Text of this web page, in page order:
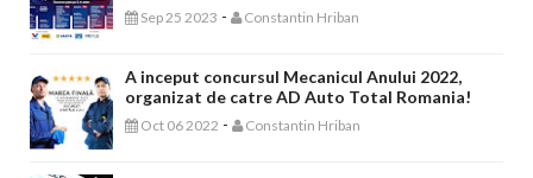
Sep 25 2023 - Constantin Hriban
A inceput concursul Mecanicul Anului 2022,
organizat de catre AD Auto Total Romania!
Oct 06 2022 - Constantin Hriban